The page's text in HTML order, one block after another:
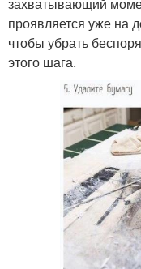
захватывающий
проявляется уже на
чтобы убрать
этого шага.